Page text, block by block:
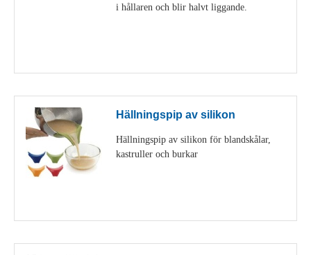
i hållaren och blir halvt liggande.
Hällningspip av silikon
Hällningspip av silikon för blandskålar,
kastruller och burkar